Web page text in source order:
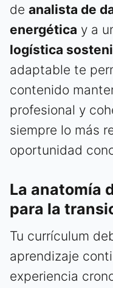
de analista de
energética y a
logística
adaptable te
contenido
profesional y
siempre lo más
oportunidad
La anatomía
para la
Tu currículum
aprendizaje
experiencia